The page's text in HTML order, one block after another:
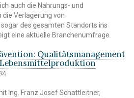
auch die Nahrungs- und
Verlagerung von
des gesamten Standorts ins
eine aktuelle Branchenumfrage.
Qualitätsmanagement
Ing. Franz Josef Schattleitner,